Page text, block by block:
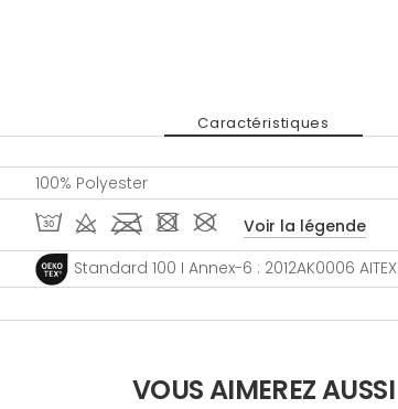
Caractéristiques
100% Polyester
T d l - #
Voir la légende
Standard 100 I Annex-6 : 2012AK0006 AITEX
VOUS AIMEREZ AUSSI